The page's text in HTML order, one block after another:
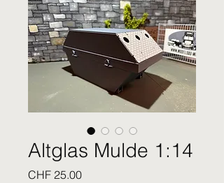
Altglas Mulde 1:14
CHF 25.00Price